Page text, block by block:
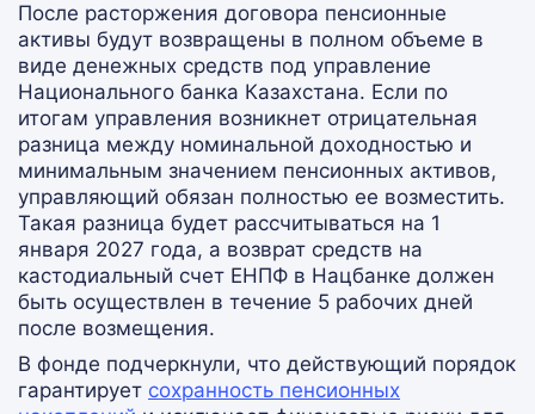
После расторжения договора пенсионные
активы будут возвращены в полном объеме в
виде денежных средств под управление
Национального банка Казахстана. Если по
итогам управления возникнет отрицательная
разница между номинальной доходностью и
минимальным значением пенсионных активов,
управляющий обязан полностью ее возместить.
Такая разница будет рассчитываться на 1
января 2027 года, а возврат средств на
кастодиальный счет ЕНПФ в Нацбанке должен
быть осуществлен в течение 5 рабочих дней
после возмещения.
В фонде подчеркнули, что действующий порядок
гарантирует сохранность пенсионных